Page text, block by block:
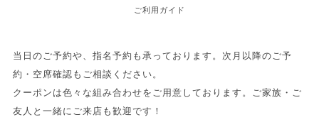
ご利用ガイド
当日のご予約や、指名予約も承っております。次月以降のご予
約・空席確認もご相談ください。
クーポンは色々な組み合わせをご用意しております。ご家族・ご
友人と一緒にご来店も歓迎です！